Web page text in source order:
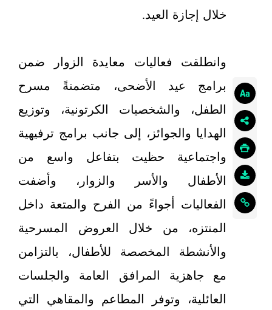
خلال إجازة العيد.
وانطلقت فعاليات معايدة الزوار ضمن
برامج عيد الأضحى، متضمنةً مسرح
الطفل، والشخصيات الكرتونية، وتوزيع
الهدايا والجوائز، إلى جانب برامج ترفيهية
واجتماعية حظيت بتفاعل واسع من
الأطفال والأسر والزوار، وأضفت
الفعاليات أجواءً من الفرح والمتعة داخل
المنتزه، من خلال العروض المسرحية
والأنشطة المخصصة للأطفال، بالتزامن
مع جاهزية المرافق العامة والجلسات
العائلية، وتوفر المطاعم والمقاهي التي